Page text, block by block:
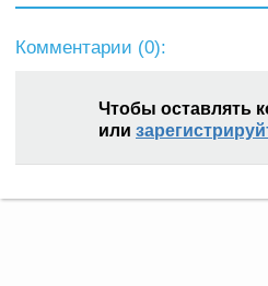
Комментарии (0):
Чтобы оставлять
или